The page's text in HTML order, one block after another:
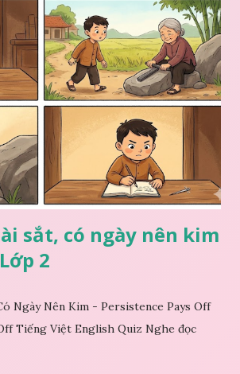
sắt, có ngày nên kim
2
Ngày Nên Kim - Persistence Pays Off
Tiếng Việt English Quiz Nghe đọc